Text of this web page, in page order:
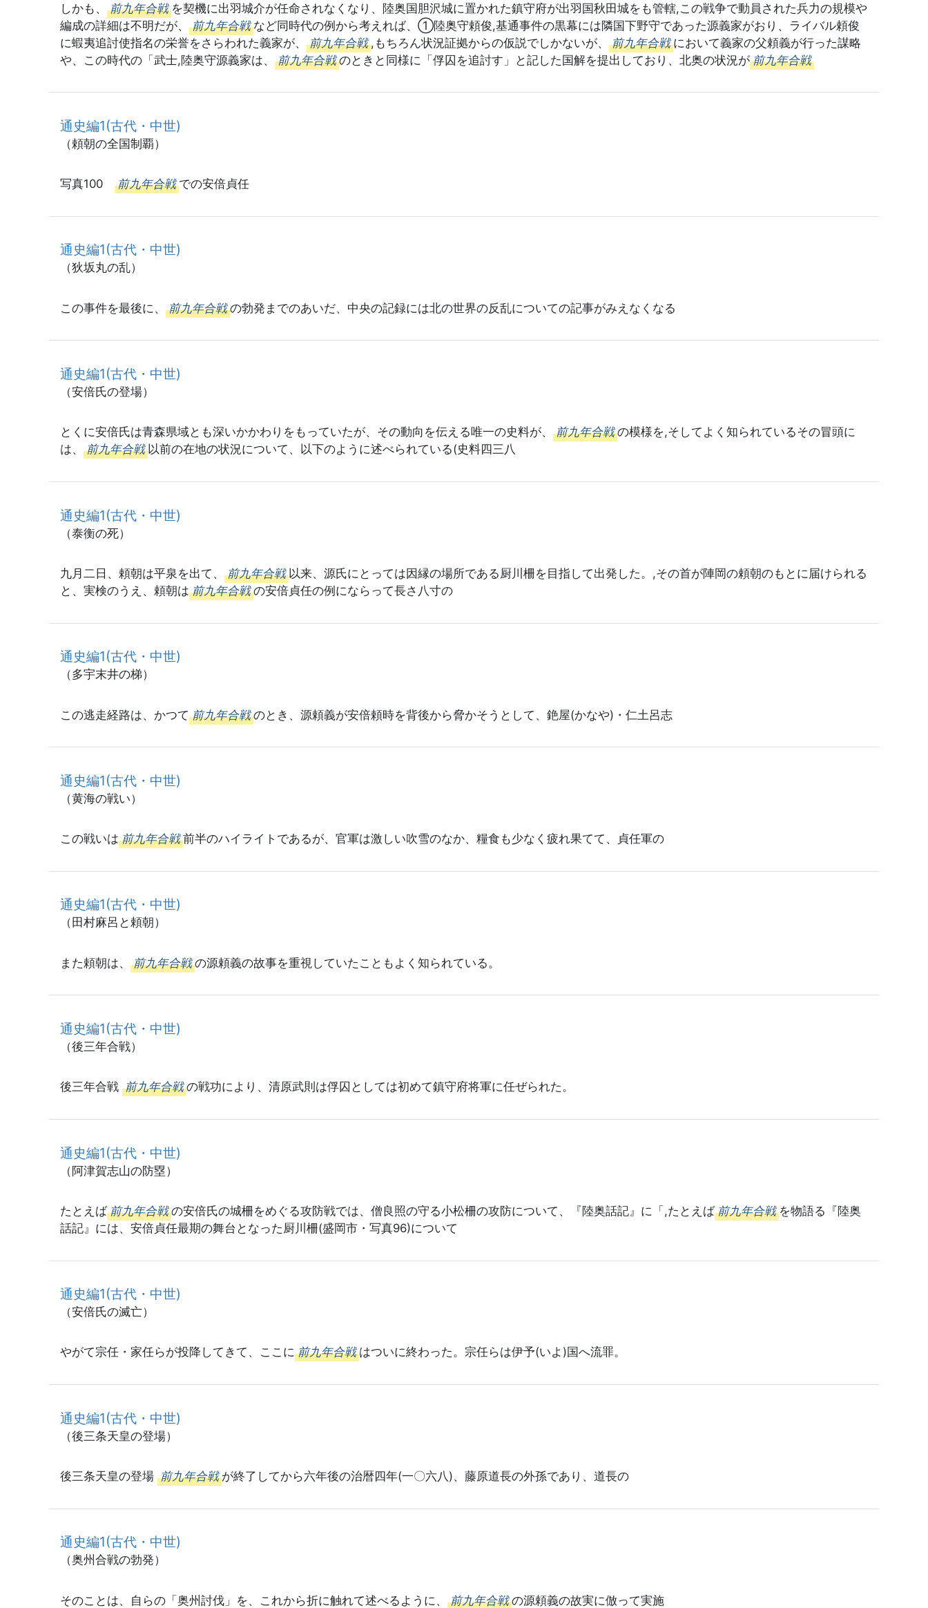
しかも、 前九年合戦 を契機に出羽城介が任命されなくなり、陸奥国胆沢城に置かれた鎮守府が出羽国秋田城をも管轄,この戦争で動員された兵力の規模や
編成の詳細は不明だが、 前九年合戦 など同時代の例から考えれば、①陸奥守頼俊,基通事件の黒幕には隣国下野守であった源義家がおり、ライバル頼俊
に蝦夷追討使指名の栄誉をさらわれた義家が、 前九年合戦 ,もちろん状況証拠からの仮説でしかないが、 前九年合戦 において義家の父頼義が行った謀略
や、この時代の「武士,陸奥守源義家は、 前九年合戦 のときと同様に「俘囚を追討す」と記した国解を提出しており、北奥の状況が 前九年合戦
通史編1(古代・中世)
（頼朝の全国制覇）
写真100 前九年合戦 での安倍貞任
通史編1(古代・中世)
（狄坂丸の乱）
この事件を最後に、 前九年合戦 の勃発までのあいだ、中央の記録には北の世界の反乱についての記事がみえなくなる
通史編1(古代・中世)
（安倍氏の登場）
とくに安倍氏は青森県域とも深いかかわりをもっていたが、その動向を伝える唯一の史料が、 前九年合戦 の模様を,そしてよく知られているその冒頭に
は、 前九年合戦 以前の在地の状況について、以下のように述べられている(史料四三八
通史編1(古代・中世)
（泰衡の死）
九月二日、頼朝は平泉を出て、 前九年合戦 以来、源氏にとっては因縁の場所である厨川柵を目指して出発した。,その首が陣岡の頼朝のもとに届けられる
と、実検のうえ、頼朝は 前九年合戦 の安倍貞任の例にならって長さ八寸の
通史編1(古代・中世)
（多宇末井の梯）
この逃走経路は、かつて 前九年合戦 のとき、源頼義が安倍頼時を背後から脅かそうとして、銫屋(かなや)・仁土呂志
通史編1(古代・中世)
（黄海の戦い）
この戦いは 前九年合戦 前半のハイライトであるが、官軍は激しい吹雪のなか、糧食も少なく疲れ果てて、貞任軍の
通史編1(古代・中世)
（田村麻呂と頼朝）
また頼朝は、 前九年合戦 の源頼義の故事を重視していたこともよく知られている。
通史編1(古代・中世)
（後三年合戦）
後三年合戦 前九年合戦 の戦功により、清原武則は俘囚としては初めて鎮守府将軍に任ぜられた。
通史編1(古代・中世)
（阿津賀志山の防塁）
たとえば 前九年合戦 の安倍氏の城柵をめぐる攻防戦では、僧良照の守る小松柵の攻防について、『陸奥話記』に「,たとえば 前九年合戦 を物語る『陸奥
話記』には、安倍貞任最期の舞台となった厨川柵(盛岡市・写真96)について
通史編1(古代・中世)
（安倍氏の滅亡）
やがて宗任・家任らが投降してきて、ここに 前九年合戦 はついに終わった。宗任らは伊予(いよ)国へ流罪。
通史編1(古代・中世)
（後三条天皇の登場）
後三条天皇の登場 前九年合戦 が終了してから六年後の治暦四年(一〇六八)、藤原道長の外孫であり、道長の
通史編1(古代・中世)
（奥州合戦の勃発）
そのことは、自らの「奥州討伐」を、これから折に触れて述べるように、 前九年合戦 の源頼義の故実に倣って実施